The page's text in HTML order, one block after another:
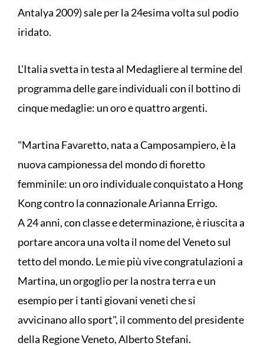
Antalya 2009) sale per la 24esima volta sul podio
iridato.
L'Italia svetta in testa al Medagliere al termine del
programma delle gare individuali con il bottino di
cinque medaglie: un oro e quattro argenti.
"Martina Favaretto, nata a Camposampiero, è la
nuova campionessa del mondo di fioretto
femminile: un oro individuale conquistato a Hong
Kong contro la connazionale Arianna Errigo.
A 24 anni, con classe e determinazione, è riuscita a
portare ancora una volta il nome del Veneto sul
tetto del mondo. Le mie più vive congratulazioni a
Martina, un orgoglio per la nostra terra e un
esempio per i tanti giovani veneti che si
avvicinano allo sport", il commento del presidente
della Regione Veneto, Alberto Stefani.